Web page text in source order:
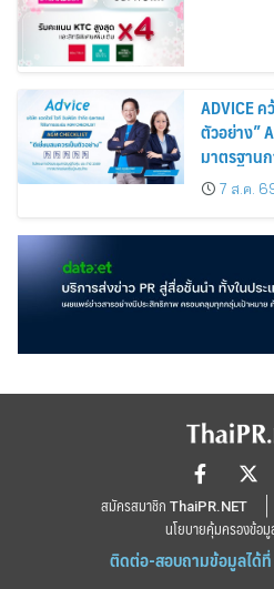
ADVICE
ตัวอย่าง”
มาตรฐาน
7 ส.ค.
สมัครสมาชิก ThaiPR.NET
นโยบายคุ้มครองข้อ
ติดต่อ-สอบถามข้อมูลได้ที่